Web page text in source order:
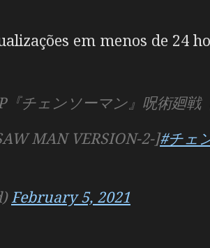
em menos de 24
チェンソーマン』呪術廻戦
MAN VERSION-2-]#チェ
February 5, 2021